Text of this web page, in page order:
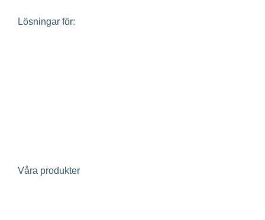
Lösningar för:
Våra produkter